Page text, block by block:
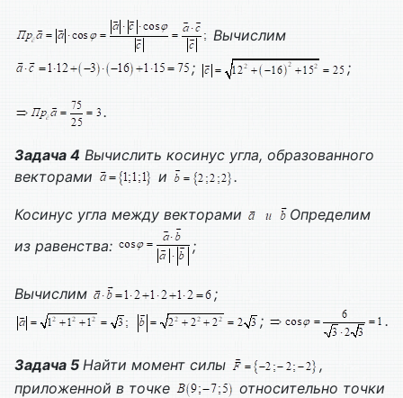
Вычислим
;
;
.
Задача 4 Вычислить косинус угла, образованного
векторами
и .
Косинус угла между векторами
Определим
из равенства:
;
Вычислим
;
;
.
Задача 5 Найти момент силы
,
приложенной в точке
относительно точки